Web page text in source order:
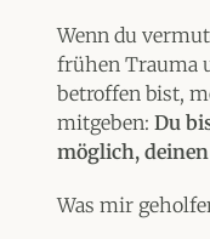
Wenn du
frühen Trauma
betroffen bist,
mitgeben:Du
möglich,
Was mir